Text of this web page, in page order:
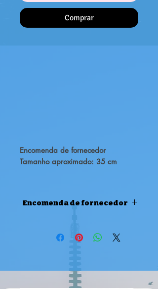
Comprar
Encomenda de fornecedor
Tamanho aproximado: 35 cm
Encomenda de fornecedor
Atenção, este produto é uma
encomenda de fornecedor, pode
movimento de encomendas).
Por favor sinta-se livre para nos